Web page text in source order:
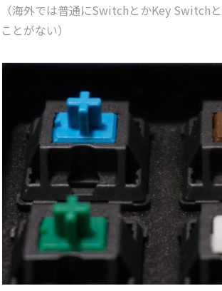
（海外では普通にSwitchとかKey Switch
ことがない）